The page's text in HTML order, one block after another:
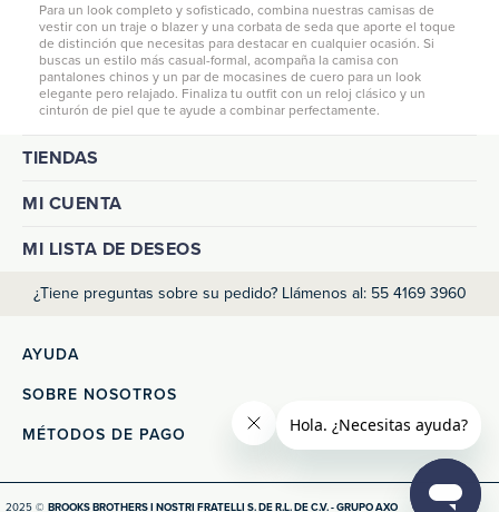
Para un look completo y sofisticado, combina nuestras camisas de
vestir con un traje o blazer y una corbata de seda que aporte el toque
de distinción que necesitas para destacar en cualquier ocasión. Si
buscas un estilo más casual-formal, acompaña la camisa con
pantalones chinos y un par de mocasines de cuero para un look
elegante pero relajado. Finaliza tu outfit con un reloj clásico y un
cinturón de piel que te ayude a combinar perfectamente.
TIENDAS
MI CUENTA
MI LISTA DE DESEOS
¿Tiene preguntas sobre su pedido? Llámenos al: 55 4169 3960
AYUDA
SOBRE NOSOTROS
MÉTODOS DE PAGO
2025 © BROOKS BROTHERS I NOSTRI FRATELLI S. DE R.L. DE C.V. - GRUPO AXO